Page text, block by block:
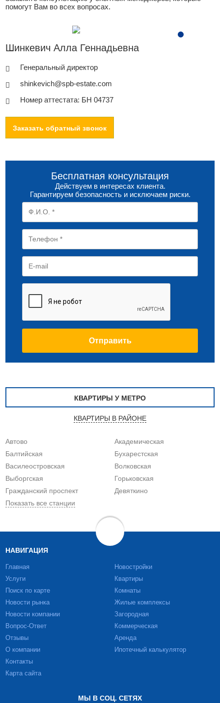
помогут Вам во всех вопросах.
Шинкевич Алла Геннадьевна
Генеральный директор
shinkevich@spb-estate.com
Номер аттестата: БН 04737
Заказать обратный звонок
Бесплатная консультация
Действуем в интересах клиента.
Гарантируем безопасность и исключаем риски.
КВАРТИРЫ У МЕТРО
КВАРТИРЫ В РАЙОНЕ
Автово
Академическая
Балтийская
Бухарестская
Василеостровская
Волковская
Выборгская
Горьковская
Гражданский проспект
Девяткино
Показать все станции
НАВИГАЦИЯ
Главная
Услуги
Поиск по карте
Новости рынка
Новости компании
Вопрос-Ответ
Отзывы
О компании
Контакты
Карта сайта
Новостройки
Квартиры
Комнаты
Жилые комплексы
Загородная
Коммерческая
Аренда
Ипотечный калькулятор
МЫ В СОЦ. СЕТЯХ